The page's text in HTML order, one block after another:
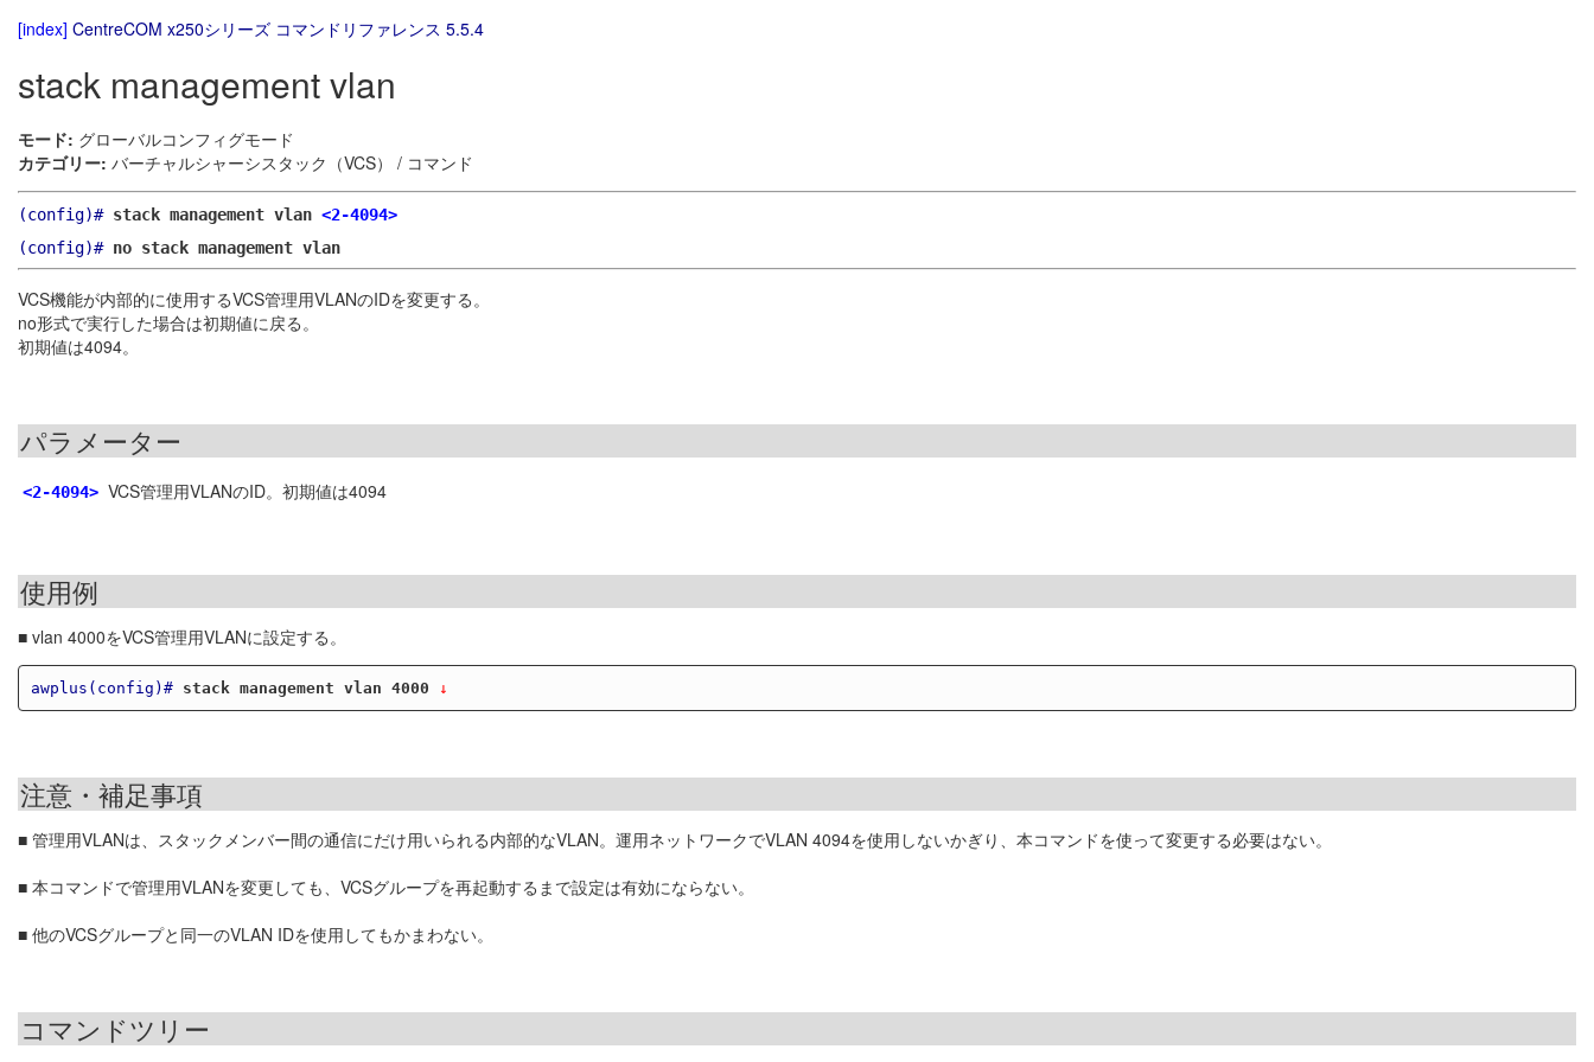
[index] CentreCOM x250シリーズ コマンドリファレンス 5.5.4
stack management vlan
モード: グローバルコンフィグモード
カテゴリー: バーチャルシャーシスタック（VCS） / コマンド
(config)# stack management vlan <2-4094>
(config)# no stack management vlan
VCS機能が内部的に使用するVCS管理用VLANのIDを変更する。
no形式で実行した場合は初期値に戻る。
初期値は4094。
パラメーター
<2-4094> VCS管理用VLANのID。初期値は4094
使用例
■ vlan 4000をVCS管理用VLANに設定する。
awplus(config)# stack management vlan 4000 ↓
注意・補足事項
■ 管理用VLANは、スタックメンバー間の通信にだけ用いられる内部的なVLAN。運用ネットワークでVLAN 4094を使用しないかぎり、本コマンドを使って変更する必要はない。
■ 本コマンドで管理用VLANを変更しても、VCSグループを再起動するまで設定は有効にならない。
■ 他のVCSグループと同一のVLAN IDを使用してもかまわない。
コマンドツリー